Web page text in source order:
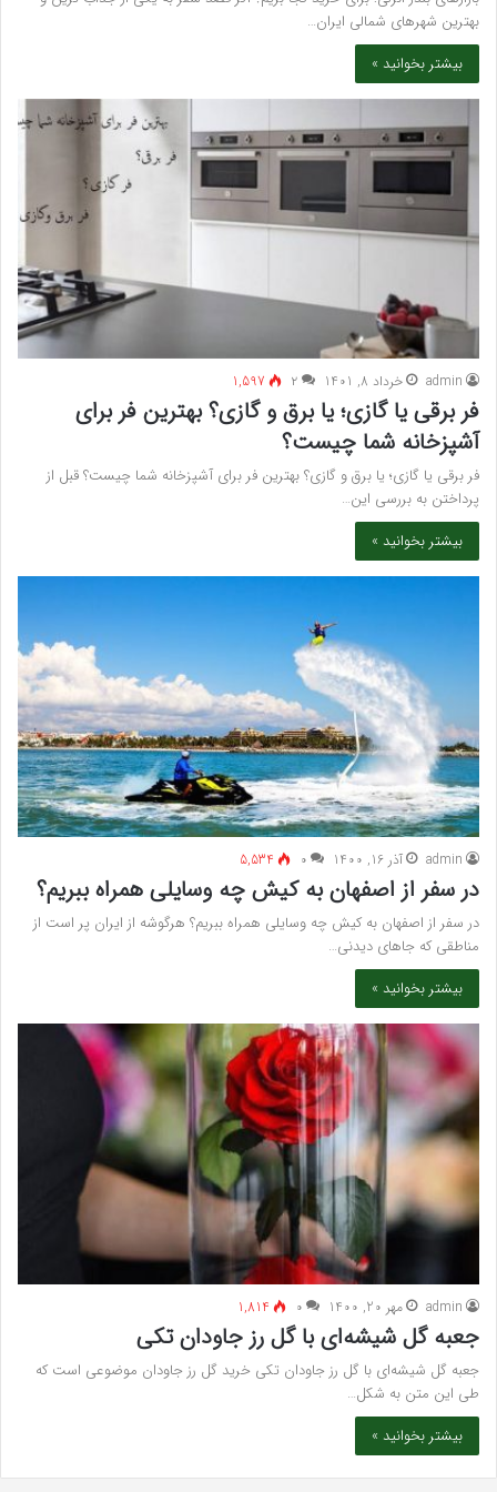
بهترین شهرهای شمالی ایران…
بیشتر بخوانید »
admin خرداد 8, 1401 ۲ 1,597
فر برقی یا گازی؛ یا برق و گازی؟ بهترین فر برای
آشپزخانه شما چیست؟
فر برقی یا گازی؛ یا برق و گازی؟ بهترین فر برای آشپزخانه شما چیست؟ قبل از
پرداختن به بررسی این…
بیشتر بخوانید »
admin آذر 16, 1400 ۰ 5,534
در سفر از اصفهان به کیش چه وسایلی همراه ببریم؟
در سفر از اصفهان به کیش چه وسایلی همراه ببریم؟ هرگوشه از ایران پر است از
مناطقی که جاهای دیدنی…
بیشتر بخوانید »
admin مهر 20, 1400 ۰ 1,814
جعبه گل شیشه‌ای با گل رز جاودان تکی
جعبه گل شیشه‌ای با گل رز جاودان تکی خرید گل رز جاودان موضوعی است که
طی این متن به شکل…
بیشتر بخوانید »